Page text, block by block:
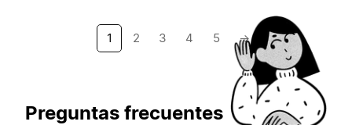
1 2 3 4 5 →
Preguntas frecuentes